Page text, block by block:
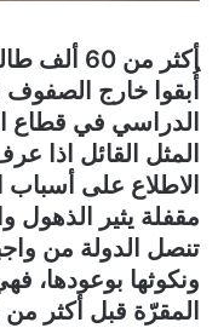
أكثر من
أُبقوا خارج الصفوف
الدراسي في قطاع
المثل القائل اذا
الاطلاع على أسباب
مقفلة يثير الذهول
تنصل الدولة من
ونكوثها بوعودها،
المقرّة قبل أكثر